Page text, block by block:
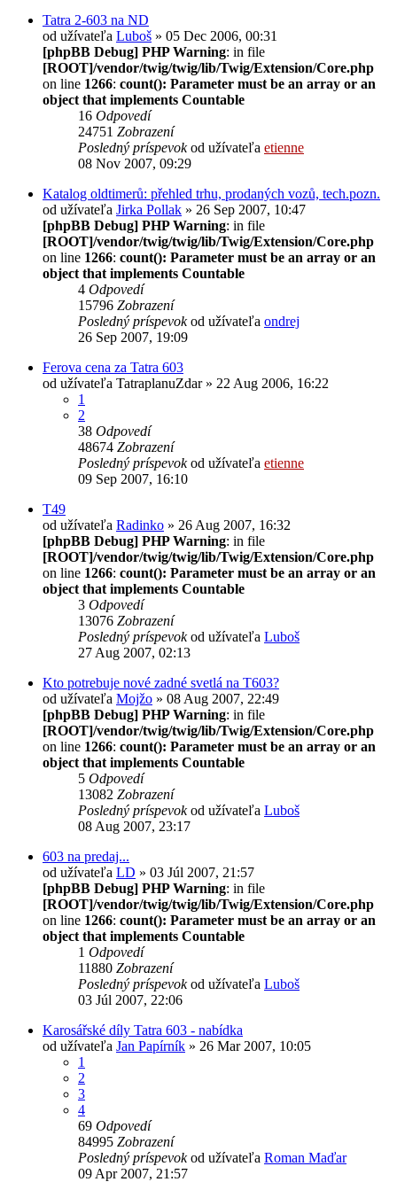
Tatra 2-603 na ND
od užívateľa Luboš » 05 Dec 2006, 00:31
[phpBB Debug] PHP Warning: in file
[ROOT]/vendor/twig/twig/lib/Twig/Extension/Core.php
on line 1266: count(): Parameter must be an array or an
object that implements Countable
16 Odpovedí
24751 Zobrazení
Posledný príspevokod užívateľa etienne
08 Nov 2007, 09:29
Katalog oldtimerů: přehled trhu, prodaných vozů, tech.pozn.
od užívateľa Jirka Pollak » 26 Sep 2007, 10:47
[phpBB Debug] PHP Warning: in file
[ROOT]/vendor/twig/twig/lib/Twig/Extension/Core.php
on line 1266: count(): Parameter must be an array or an
object that implements Countable
4 Odpovedí
15796 Zobrazení
Posledný príspevokod užívateľa ondrej
26 Sep 2007, 19:09
Ferova cena za Tatra 603
od užívateľa TatraplanuZdar» 22 Aug 2006, 16:22
1
2
38 Odpovedí
48674 Zobrazení
Posledný príspevokod užívateľa etienne
09 Sep 2007, 16:10
T49
od užívateľa Radinko » 26 Aug 2007, 16:32
[phpBB Debug] PHP Warning: in file
[ROOT]/vendor/twig/twig/lib/Twig/Extension/Core.php
on line 1266: count(): Parameter must be an array or an
object that implements Countable
3 Odpovedí
13076 Zobrazení
Posledný príspevokod užívateľa Luboš
27 Aug 2007, 02:13
Kto potrebuje nové zadné svetlá na T603?
od užívateľa Mojžo » 08 Aug 2007, 22:49
[phpBB Debug] PHP Warning: in file
[ROOT]/vendor/twig/twig/lib/Twig/Extension/Core.php
on line 1266: count(): Parameter must be an array or an
object that implements Countable
5 Odpovedí
13082 Zobrazení
Posledný príspevokod užívateľa Luboš
08 Aug 2007, 23:17
603 na predaj...
od užívateľa LD » 03 Júl 2007, 21:57
[phpBB Debug] PHP Warning: in file
[ROOT]/vendor/twig/twig/lib/Twig/Extension/Core.php
on line 1266: count(): Parameter must be an array or an
object that implements Countable
1 Odpovedí
11880 Zobrazení
Posledný príspevokod užívateľa Luboš
03 Júl 2007, 22:06
Karosářské díly Tatra 603 - nabídka
od užívateľa Jan Papírník » 26 Mar 2007, 10:05
1
2
3
4
69 Odpovedí
84995 Zobrazení
Posledný príspevokod užívateľa Roman Maďar
09 Apr 2007, 21:57